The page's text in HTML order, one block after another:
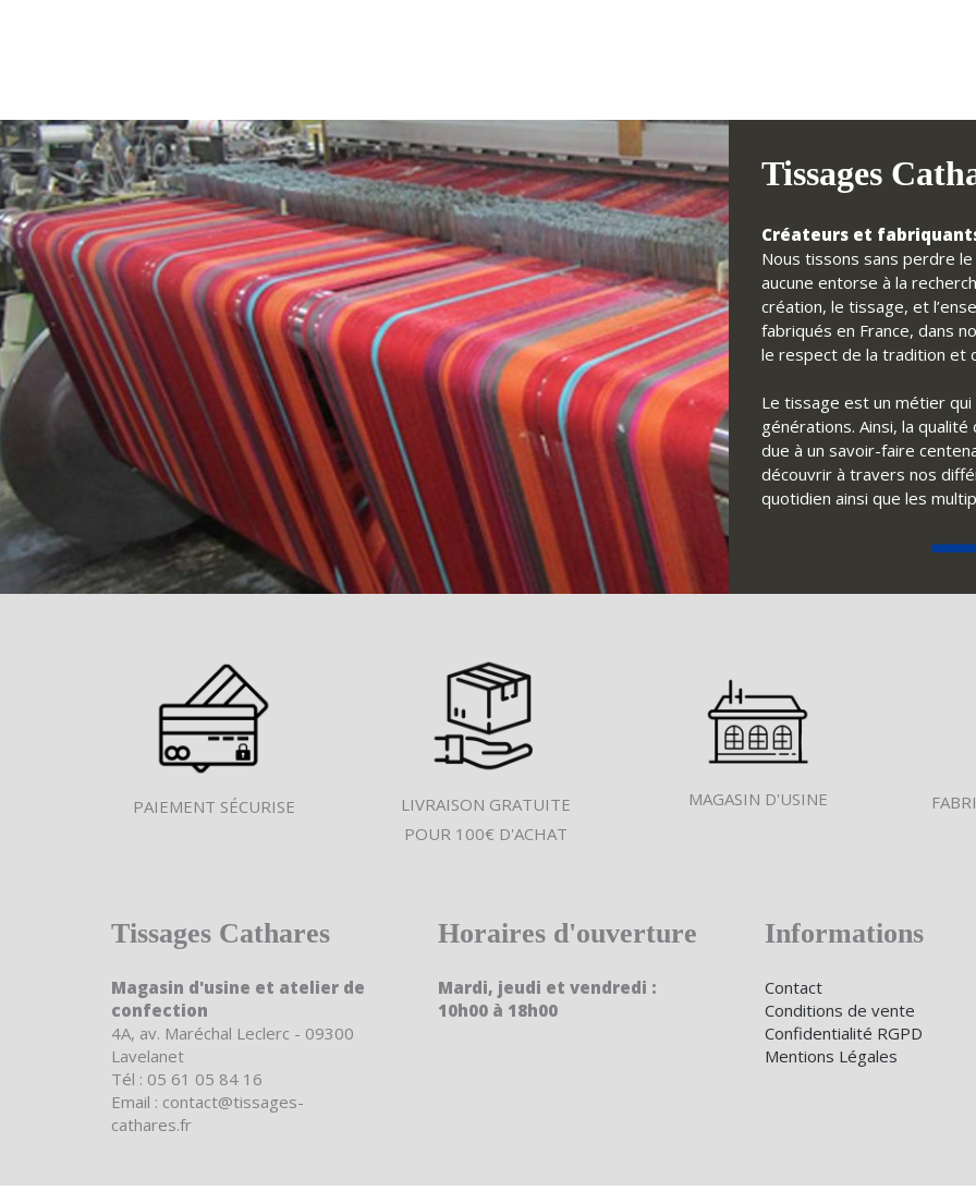
Tissages
Créateurs et
Nous tissons sans perdre
aucune entorse à la
création, le tissage, et
fabriqués en France, dans
le respect de la tradition et
Le tissage est un métier
générations. Ainsi, la
due à un savoir-faire
découvrir à travers nos
quotidien ainsi que les
PAIEMENT SÉCURISE
LIVRAISON GRATUITE
POUR 100€ D'ACHAT
MAGASIN D'USINE
Tissages Cathares
Magasin d'usine et atelier de
confection
4A, av. Maréchal Leclerc - 09300
Lavelanet
Tél : 05 61 05 84 16
Email : contact@tissages-
cathares.fr
Horaires d'ouverture
Mardi, jeudi et vendredi :
10h00 à 18h00
Informations
Contact
Conditions de vente
Confidentialité RGPD
Mentions Légales